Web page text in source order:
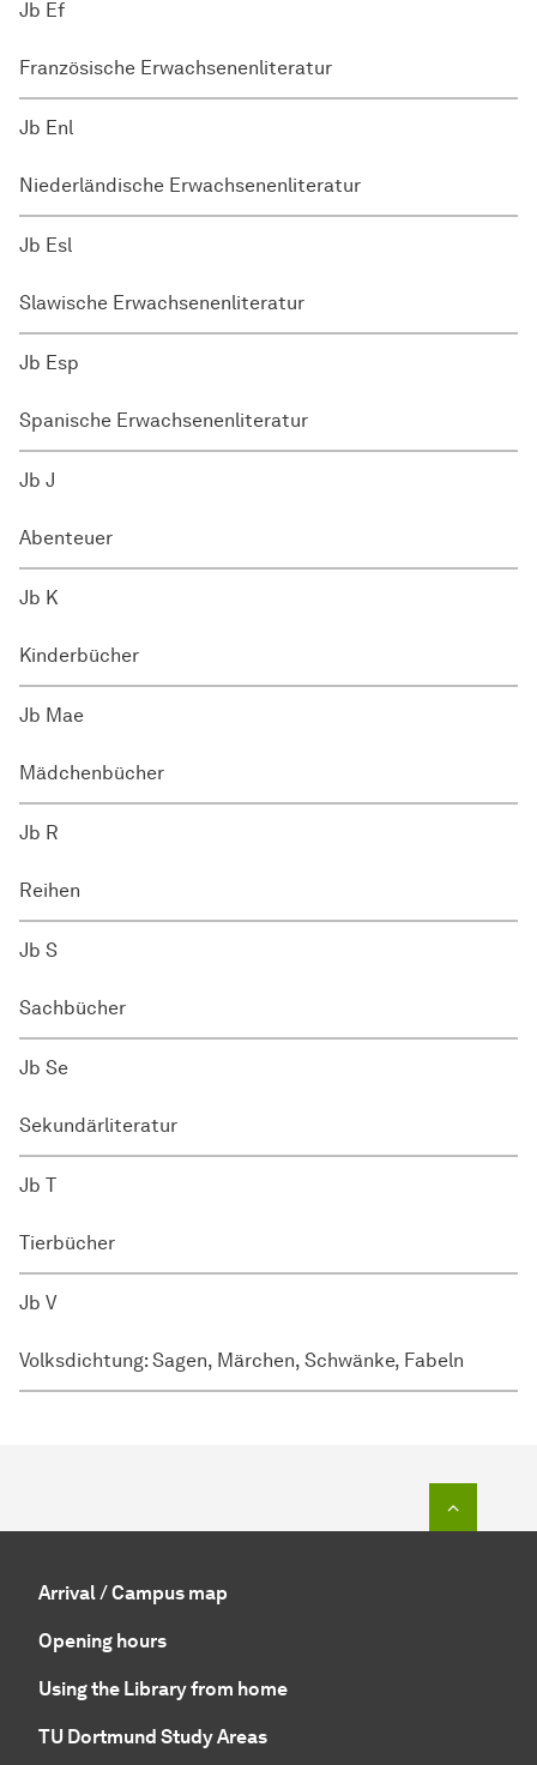
Jb Ef
Französische Erwachsenenliteratur
Jb Enl
Niederländische Erwachsenenliteratur
Jb Esl
Slawische Erwachsenenliteratur
Jb Esp
Spanische Erwachsenenliteratur
Jb J
Abenteuer
Jb K
Kinderbücher
Jb Mae
Mädchenbücher
Jb R
Reihen
Jb S
Sachbücher
Jb Se
Sekundärliteratur
Jb T
Tierbücher
Jb V
Volksdichtung: Sagen, Märchen, Schwänke, Fabeln
Arrival / Campus map
Opening hours
Using the Library from home
TU Dortmund Study Areas